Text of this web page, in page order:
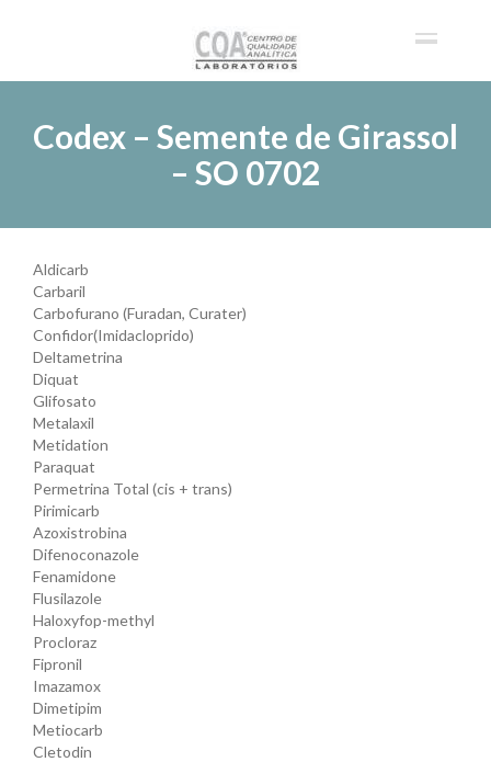
Codex – Semente de Girassol
– SO 0702
Aldicarb
Carbaril
Carbofurano (Furadan, Curater)
Confidor(Imidacloprido)
Deltametrina
Diquat
Glifosato
Metalaxil
Metidation
Paraquat
Permetrina Total (cis + trans)
Pirimicarb
Azoxistrobina
Difenoconazole
Fenamidone
Flusilazole
Haloxyfop-methyl
Procloraz
Fipronil
Imazamox
Dimetipim
Metiocarb
Cletodin